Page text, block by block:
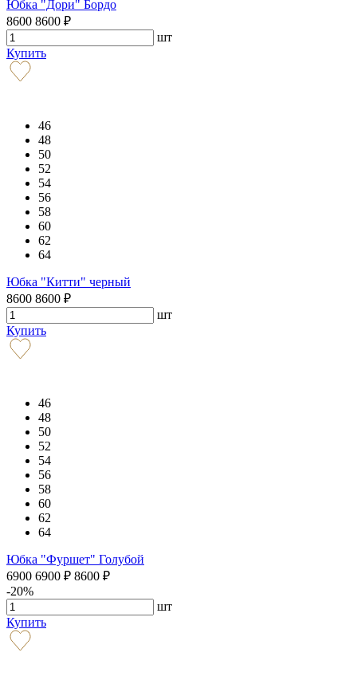
Юбка "Дори" Бордо
8600 8600 ₽
шт
Купить
46
48
50
52
54
56
58
60
62
64
Юбка "Китти" черный
8600 8600 ₽
шт
Купить
46
48
50
52
54
56
58
60
62
64
Юбка "Фуршет" Голубой
6900 6900 ₽ 8600 ₽
-20%
шт
Купить